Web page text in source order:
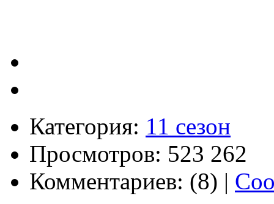
Категория: 11 сезон
Просмотров: 523 262
Комментариев: (8) |